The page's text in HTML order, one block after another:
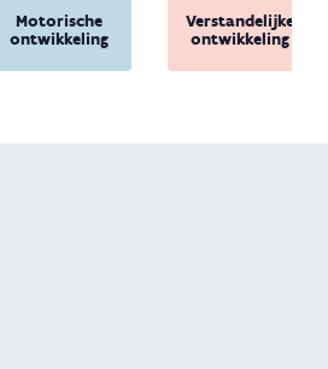
Motorische
ontwikkeling
Verstandelijke
ontwikkeling